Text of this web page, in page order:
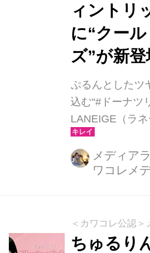
ィントリ
に“クー
ズ”が新登
ぷるんとしたツ
込む“#ドーナツ
LANEIGE（ラ
ティントリップ
クールトーンシ
す。2026年4月
ート。透明感を
たりの新色が揃
メディア
ワコレメ
＜カワコレ公認
ちゅるり